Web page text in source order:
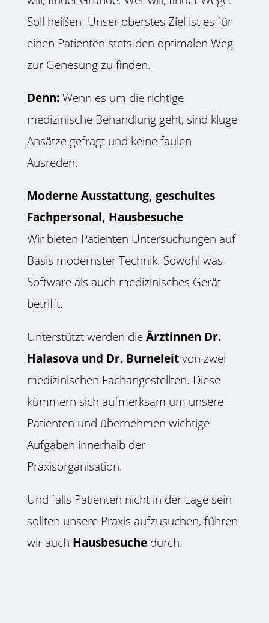
Soll heißen: Unser oberstes Ziel ist es für
einen Patienten stets den optimalen Weg
zur Genesung zu finden.
Denn:Wenn es um die richtige
medizinische Behandlung geht, sind kluge
Ansätze gefragt und keine faulen
Ausreden.
Moderne Ausstattung, geschultes
Fachpersonal, Hausbesuche
Wir bieten Patienten Untersuchungen auf
Basis modernster Technik. Sowohl was
Software als auch medizinisches Gerät
betrifft.
Unterstützt werden dieÄrztinnen Dr.
Halasova und Dr. Burneleitvon zwei
medizinischen Fachangestellten. Diese
kümmern sich aufmerksam um unsere
Patienten und übernehmen wichtige
Aufgaben innerhalb der
Praxisorganisation.
Und falls Patienten nicht in der Lage sein
sollten unsere Praxis aufzusuchen, führen
wir auch Hausbesuchedurch.